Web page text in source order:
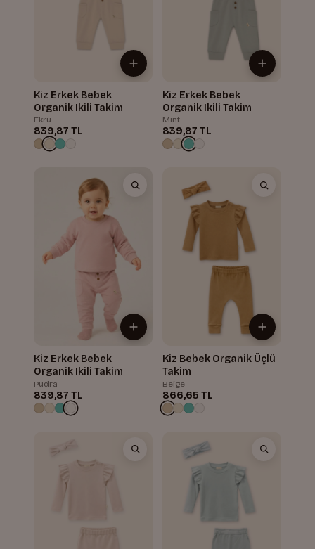
Kiz Erkek Bebek
Organik Ikili Takim
Ekru
839,87 TL
Kiz Erkek Bebek
Organik Ikili Takim
Mint
839,87 TL
Kiz Erkek Bebek
Organik Ikili Takim
Pudra
839,87 TL
Kiz Bebek Organik Üçlü
Takim
Beige
866,65 TL